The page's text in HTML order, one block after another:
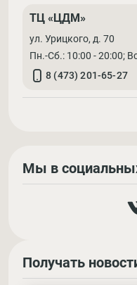
ТЦ «ЦДМ»
ул. Урицкого, д. 70
Пн.-Сб.: 10:00 - 20:00;
8 (473) 201-65-27
Мы в
Получать